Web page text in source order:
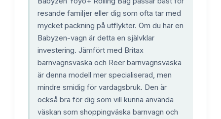
resande familjer eller dig som ofta tar med
mycket packning på utflykter. Om du har en
Babyzen-vagn är detta en självklar
investering. Jämfört med Britax
barnvagnsväska och Reer barnvagnsväska
är denna modell mer specialiserad, men
mindre smidig för vardagsbruk. Den är
också bra för dig som vill kunna använda
väskan som shoppingväska barnvagn och